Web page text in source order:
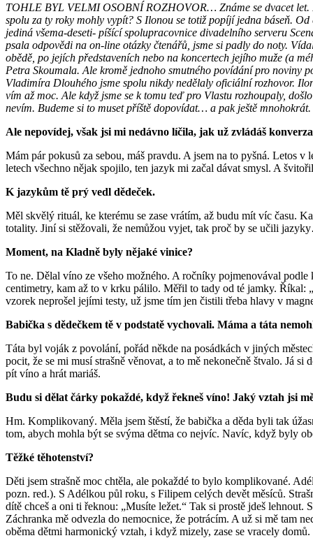
TOHLE BYL VELMI OSOBNÍ ROZHOVOR… Známe se dvacet let.
spolu za ty roky mohly vypít? S Ilonou se totiž popíjí jedna báseň.
jediná všema-deseti- píšící spolupracovnice divadelního serveru
psala odpovědi na on-line otázky čtenářů, jsme si padly do noty.
obědě, po jejích představeních nebo na koncertech jejího muže (a
Petra Skoumala. Ale kromě jednoho smutného povídání pro noviny
Vladimíra Dlouhého jsme spolu nikdy nedělaly oficiální rozhovor.
vím až moc. Ale když jsme se k tomu teď pro Vlastu rozhoupaly,
nevím. Budeme si to muset příště dopovídat… a pak ještě mnohokrát.
Ale nepovídej, však jsi mi nedávno líčila, jak už zvládáš
Mám pár pokusů za sebou, máš pravdu. A jsem na to pyšná. Letos
letech všechno nějak spojilo, ten jazyk mi začal dávat smysl. A
K jazykům tě prý vedl dědeček.
Měl skvělý rituál, ke kterému se zase vrátím, až budu mít víc času.
totality. Jiní si stěžovali, že nemůžou vyjet, tak proč by se učili
Moment, na Kladně byly nějaké vinice?
To ne. Dělal víno ze všeho možného. A ročníky pojmenovával
centimetry, kam až to v krku pálilo. Měřil to tady od té jamky. Říkal:
vzorek neprošel jejími testy, už jsme tím jen čistili třeba hlavy v
Babička s dědečkem tě v podstatě vychovali. Máma a táta
Táta byl voják z povolání, pořád někde na posádkách v jiných
pocit, že se mi musí strašně věnovat, a to mě nekonečně štvalo. Já
pít víno a hrát mariáš.
Budu si dělat čárky pokaždé, když řekneš víno! Jaký vztah jsi
Hm. Komplikovaný. Měla jsem štěstí, že babička a děda byli tak
tom, abych mohla být se svýma dětma co nejvíc. Navíc, když byly
Těžké těhotenství?
Děti jsem strašně moc chtěla, ale pokaždé to bylo komplikované.
pozn. red.). S Adélkou půl roku, s Filipem celých devět měsíců.
dítě chceš a oni ti řeknou: „Musíte ležet.“ Tak si prostě jdeš
Záchranka mě odvezla do nemocnice, že potrácím. A už si mě tam
oběma dětmi harmonický vztah, i když mizely, zase se vracely